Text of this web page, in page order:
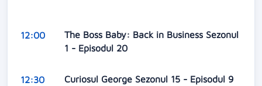
12:00
The Boss Baby: Back in Business Sezonul
1 - Episodul 20
12:30 Curiosul George Sezonul 15 - Episodul 9